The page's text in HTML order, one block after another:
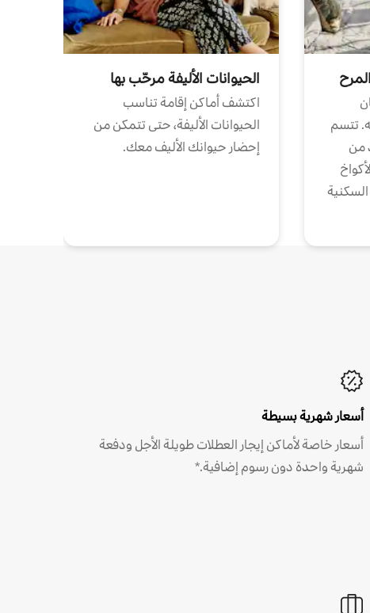
تتسم
من
الحيوانات الأليفة مرحّب بها
اكتشف أماكن إقامة تناسب
الحيوانات الأليفة، حتى تتمكن من
إحضار حيوانك الأليف معك.
أسعار شهرية بسيطة
أسعار خاصة لأماكن إيجار العطلات طويلة الأجل ودفعة
شهرية واحدة دون رسوم إضافية.*